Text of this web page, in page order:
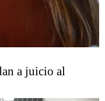
a juicio al